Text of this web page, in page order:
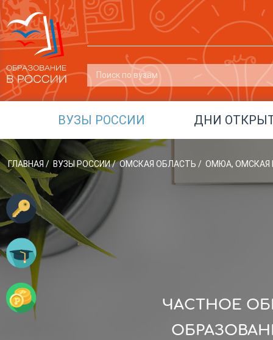
ВУЗЫ РОССИИ ДНИ
ГЛАВНАЯ / ВУЗЫ РОССИИ/ ОМСКАЯ ОБЛАСТЬ / ОМЮА, ОМСКАЯ
ЧАСТНОЕ